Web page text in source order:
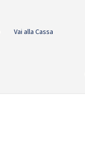
Vai alla Cassa